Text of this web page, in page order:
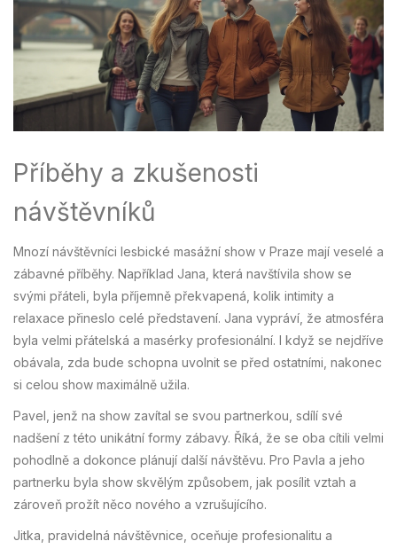
Příběhy a zkušenosti
návštěvníků
Mnozí návštěvníci lesbické masážní show v Praze mají veselé a
zábavné příběhy. Například Jana, která navštívila show se
svými přáteli, byla příjemně překvapená, kolik intimity a
relaxace přineslo celé představení. Jana vypráví, že atmosféra
byla velmi přátelská a masérky profesionální. I když se nejdříve
obávala, zda bude schopna uvolnit se před ostatními, nakonec
si celou show maximálně užila.
Pavel, jenž na show zavítal se svou partnerkou, sdílí své
nadšení z této unikátní formy zábavy. Říká, že se oba cítili velmi
pohodlně a dokonce plánují další návštěvu. Pro Pavla a jeho
partnerku byla show skvělým způsobem, jak posílit vztah a
zároveň prožít něco nového a vzrušujícího.
Jitka, pravidelná návštěvnice, oceňuje profesionalitu a